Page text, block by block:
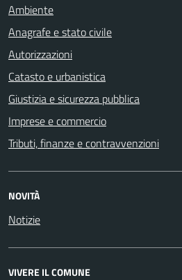
Ambiente
Anagrafe e stato civile
Autorizzazioni
Catasto e urbanistica
Giustizia e sicurezza pubblica
Imprese e commercio
Tributi, finanze e contravvenzioni
NOVITÀ
Notizie
VIVERE IL COMUNE